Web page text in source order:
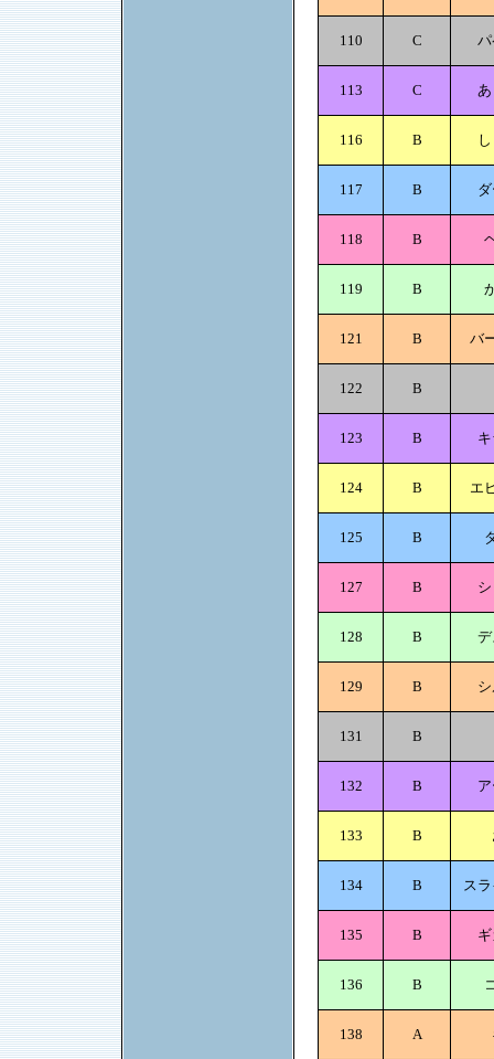
110 C
113 C
116 B
117 B
118 B
119 B
121 B バ
122 B
123 B
124 B エ
125 B
127 B
128 B
129 B
131 B
132 B
133 B
134 B ス
135 B
136 B
138 A